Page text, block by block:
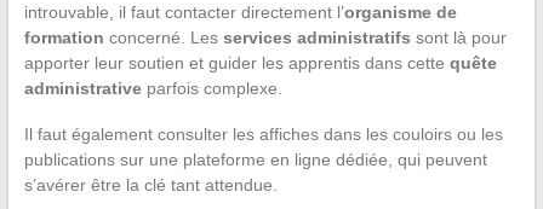
introuvable, il faut contacter directement l’organisme de
formation concerné. Les services administratifs sont là pour
apporter leur soutien et guider les apprentis dans cette quête
administrativeparfois complexe.
Il faut également consulter les affiches dans les couloirs ou les
publications sur une plateforme en ligne dédiée, qui peuvent
s’avérer être la clé tant attendue.